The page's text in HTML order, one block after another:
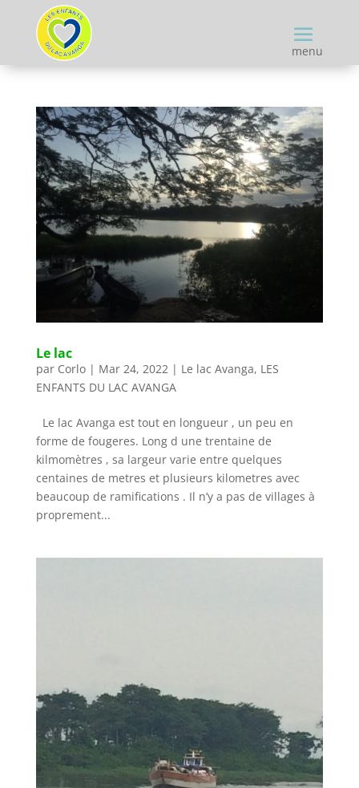
menu
Le lac
par Corlo| Mar 24, 2022 | Le lac Avanga, LES
ENFANTS DU LAC AVANGA
Le lac Avanga est tout en longueur , un peu en
forme de fougeres. Long d une trentaine de
kilmomètres , sa largeur varie entre quelques
centaines de metres et plusieurs kilometres avec
beaucoup de ramifications . Il n’y a pas de villages à
proprement...